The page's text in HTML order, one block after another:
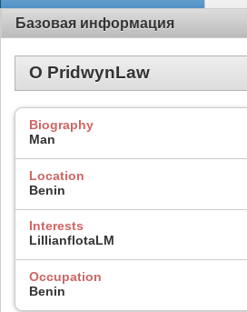
Базовая информация
О PridwynLaw
Biography
Man
Location
Benin
Interests
LillianflotaLM
Occupation
Benin